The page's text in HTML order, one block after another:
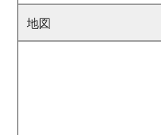
地図